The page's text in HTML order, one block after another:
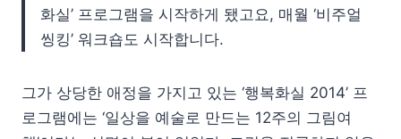
화실’ 프로그램을 시작하게 됐고요, 매월 ‘비주얼
씽킹’ 워크숍도 시작합니다.
그가 상당한 애정을 가지고 있는 ‘행복화실 2014’ 프
로그램에는 ‘일상을 예술로 만드는 12주의 그림여